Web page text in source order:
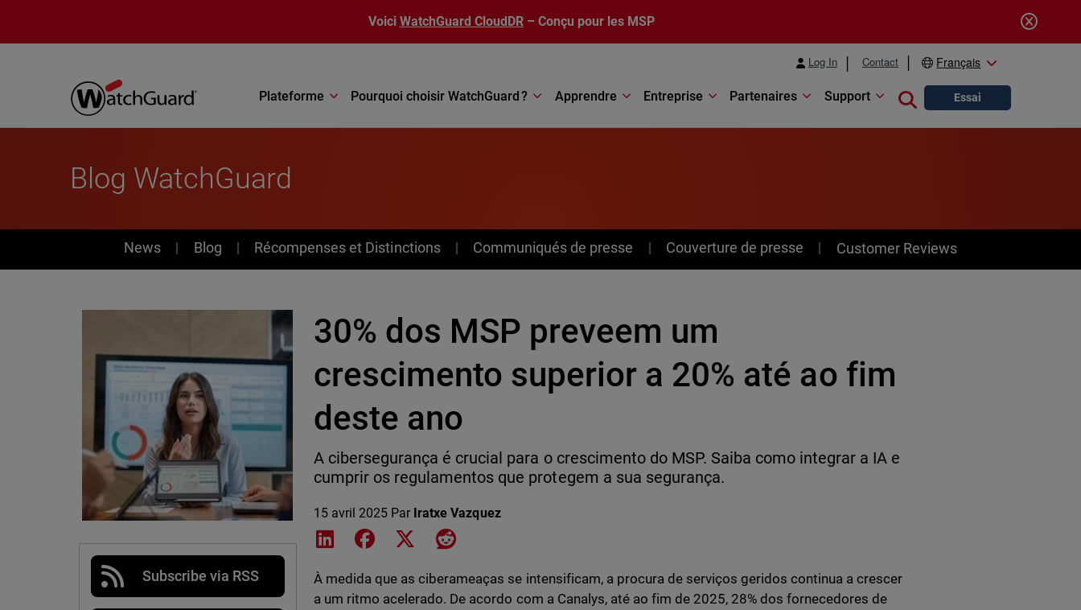
Voici WatchGuard CloudDR – Conçu pour les MSP
Log In Contact Français
Plateforme Pourquoi choisir WatchGuard ? Apprendre Entreprise Partenaires Support Close search
Essai
Blog WatchGuard
News
News Blog Récompenses et Distinctions Communiqués de presse Couverture de presse Customer Reviews
Subscribe via RSS
30% dos MSP preveem um
crescimento superior a 20% até ao fim
deste ano
A cibersegurança é crucial para o crescimento do MSP. Saiba como integrar a IA e
cumprir os regulamentos que protegem a sua segurança.
15 avril 2025 Par Iratxe Vazquez
Share on LinkedIn
Share on Facebook
Share on XShare on Reddit
À medida que as ciberameaças se intensificam, a procura de serviços geridos continua a crescer
a um ritmo acelerado. De acordo com a Canalys, até ao fim de 2025, 28% dos fornecedores de